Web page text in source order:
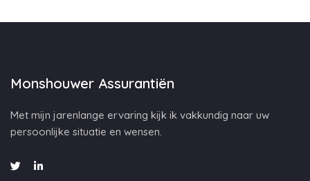
Monshouwer Assurantiën
Met mijn jarenlange ervaring kijk ik vakkundig naar uw
persoonlijke situatie en wensen.